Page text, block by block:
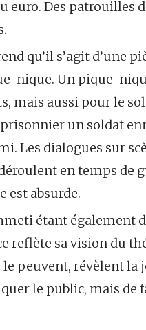
euro. Des patrouilles
qu’il s’agit d’une
nique. Un pique-
mais aussi pour le
un soldat
Les dialogues sur
en temps de
est absurde.
étant également
reflète sa vision du
le peuvent, révèlent la
le public, mais de